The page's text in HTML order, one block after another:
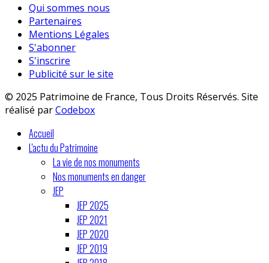
Qui sommes nous
Partenaires
Mentions Légales
S'abonner
S'inscrire
Publicité sur le site
© 2025 Patrimoine de France, Tous Droits Réservés. Site
réalisé parCodebox
Accueil
L'actu du Patrimoine
La vie de nos monuments
Nos monuments en danger
JEP
JEP 2025
JEP 2021
JEP 2020
JEP 2019